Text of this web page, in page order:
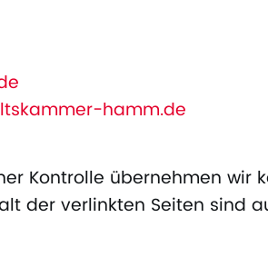
hamm.de
Kontrolle übernehmen wir
der verlinkten Seiten sind